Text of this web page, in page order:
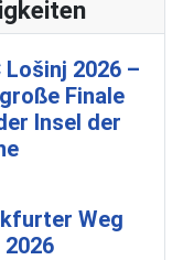
Lošinj 2026 –
Finale
Insel der
Weg